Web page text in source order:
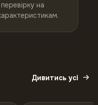
на
Дивитись усі